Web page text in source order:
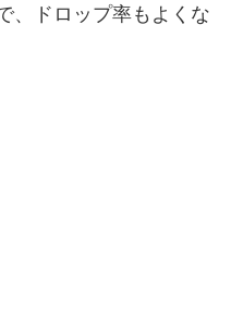
、ドロップ率もよくな